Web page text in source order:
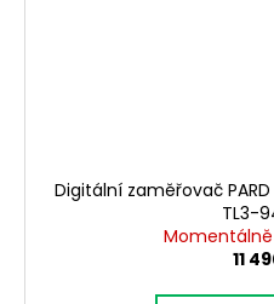
Digitální zaměřovač
TL3-
11